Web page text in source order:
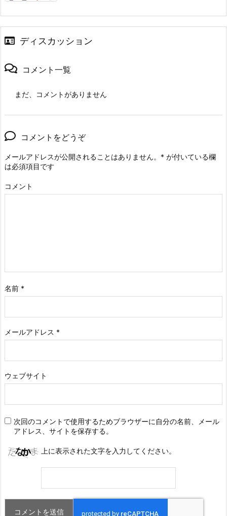
ディスカッション
コメント一覧
まだ、コメントがありません
コメントをどうぞ
メールアドレスが公開されることはありません。 * が付いている欄
は必須項目です
コメント
名前 *
メールアドレス *
ウェブサイト
次回のコメントで使用するためブラウザーに自分の名前、メール
アドレス、サイトを保存する。
上に表示された文字を入力してください。